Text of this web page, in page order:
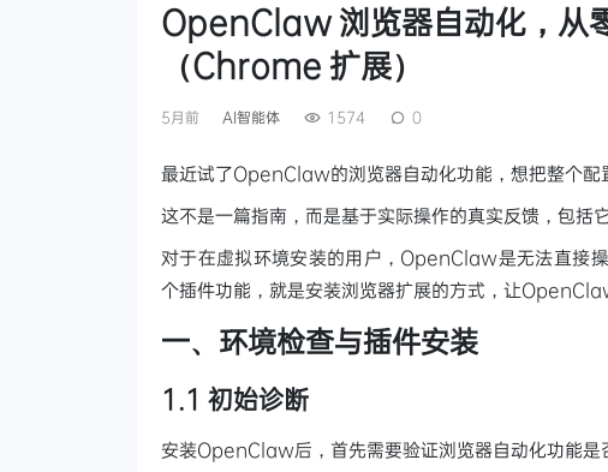
OpenClaw 浏览器自动化，从
（Chrome 扩展）
5月前 AI智能体 1574 0
最近试了OpenClaw的浏览器自动化功能，想把整个配
这不是一篇指南，而是基于实际操作的真实反馈，包括
对于在虚拟环境安装的用户，OpenClaw是无法直接
个插件功能，就是安装浏览器扩展的方式，让
一、环境检查与插件安装
1.1 初始诊断
安装OpenClaw后，首先需要验证浏览器自动化功能是